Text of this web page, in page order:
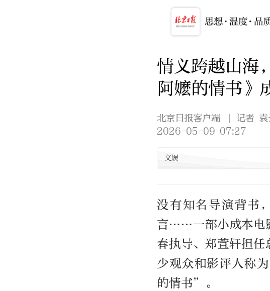
情义跨越山海
阿嬷的情书》
北京日报客户端
| 记者 袁
2026-05-09 07:27
文娱
没有知名导演背书
言……一部小成本电
春执导、郑萱轩担
少观众和影评人称
的情书”。